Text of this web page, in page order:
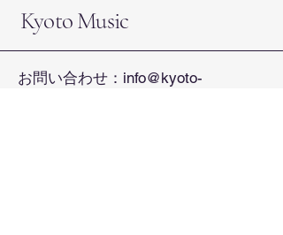
Kyoto Music
お問い合わせ： info@kyoto-